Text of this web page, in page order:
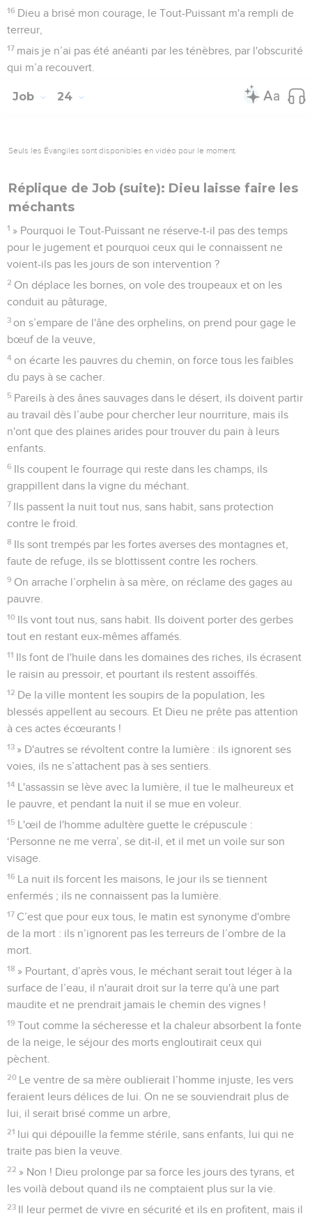
16 Dieu a brisé mon courage, le Tout-Puissant m'a rempli de
terreur,
17 mais je n’ai pas été anéanti par les ténèbres, par l'obscurité
qui m’a recouvert.
Job 24
Seuls les Évangiles sont disponibles en vidéo pour le moment.
Réplique de Job (suite): Dieu laisse faire les
méchants
1 » Pourquoi le Tout-Puissant ne réserve-t-il pas des temps
pour le jugement et pourquoi ceux qui le connaissent ne
voient-ils pas les jours de son intervention ?
2 On déplace les bornes, on vole des troupeaux et on les
conduit au pâturage,
3 on s’empare de l'âne des orphelins, on prend pour gage le
bœuf de la veuve,
4 on écarte les pauvres du chemin, on force tous les faibles
du pays à se cacher.
5 Pareils à des ânes sauvages dans le désert, ils doivent partir
au travail dès l’aube pour chercher leur nourriture, mais ils
n'ont que des plaines arides pour trouver du pain à leurs
enfants.
6 Ils coupent le fourrage qui reste dans les champs, ils
grappillent dans la vigne du méchant.
7 Ils passent la nuit tout nus, sans habit, sans protection
contre le froid.
8 Ils sont trempés par les fortes averses des montagnes et,
faute de refuge, ils se blottissent contre les rochers.
9 On arrache l’orphelin à sa mère, on réclame des gages au
pauvre.
10 Ils vont tout nus, sans habit. Ils doivent porter des gerbes
tout en restant eux-mêmes affamés.
11 Ils font de l'huile dans les domaines des riches, ils écrasent
le raisin au pressoir, et pourtant ils restent assoiffés.
12 De la ville montent les soupirs de la population, les
blessés appellent au secours. Et Dieu ne prête pas attention
à ces actes écœurants !
13 » D'autres se révoltent contre la lumière : ils ignorent ses
voies, ils ne s’attachent pas à ses sentiers.
14 L'assassin se lève avec la lumière, il tue le malheureux et
le pauvre, et pendant la nuit il se mue en voleur.
15 L'œil de l'homme adultère guette le crépuscule :
‘Personne ne me verra’, se dit-il, et il met un voile sur son
visage.
16 La nuit ils forcent les maisons, le jour ils se tiennent
enfermés ; ils ne connaissent pas la lumière.
17 C’est que pour eux tous, le matin est synonyme d'ombre
de la mort : ils n’ignorent pas les terreurs de l’ombre de la
mort.
18 » Pourtant, d’après vous, le méchant serait tout léger à la
surface de l’eau, il n'aurait droit sur la terre qu'à une part
maudite et ne prendrait jamais le chemin des vignes !
19 Tout comme la sécheresse et la chaleur absorbent la fonte
de la neige, le séjour des morts engloutirait ceux qui
pèchent.
20 Le ventre de sa mère oublierait l’homme injuste, les vers
feraient leurs délices de lui. On ne se souviendrait plus de
lui, il serait brisé comme un arbre,
21 lui qui dépouille la femme stérile, sans enfants, lui qui ne
traite pas bien la veuve.
22 » Non ! Dieu prolonge par sa force les jours des tyrans, et
les voilà debout quand ils ne comptaient plus sur la vie.
23 Il leur permet de vivre en sécurité et ils en profitent, mais il